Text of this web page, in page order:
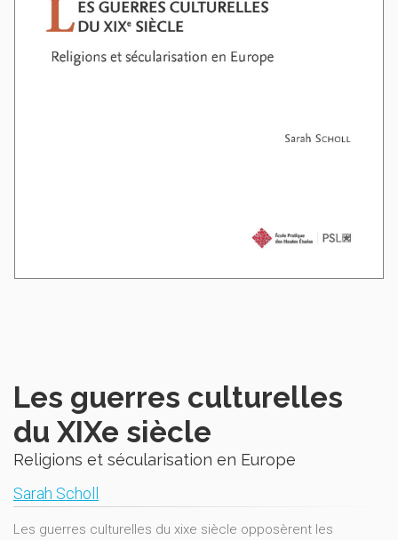
Les guerres culturelles
du XIXe siècle
Religions et sécularisation en Europe
Sarah Scholl
Les guerres culturelles du xixe siècle opposèrent les